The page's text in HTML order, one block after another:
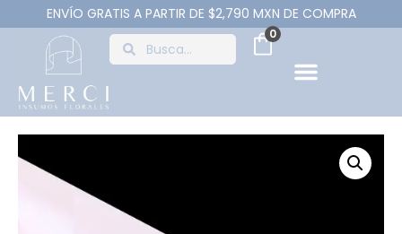
ENVÍO GRATIS A PARTIR DE $2,790 MXN DE COMPRA
0